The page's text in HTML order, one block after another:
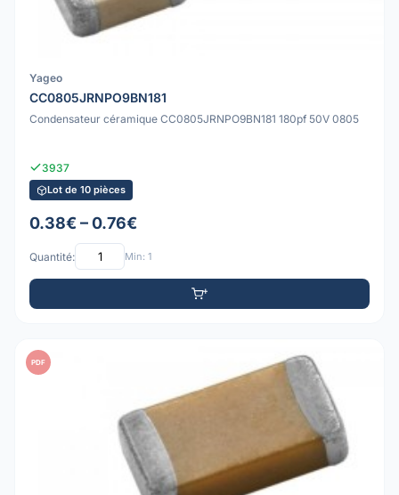
Yageo
CC0805JRNPO9BN181
Condensateur céramique CC0805JRNPO9BN181 180pf 50V 0805
3937
Lot de 10 pièces
0.38€ – 0.76€
Quantité: Min: 1
PDF